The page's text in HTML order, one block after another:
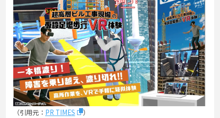
（引用元： PR TIMES ）